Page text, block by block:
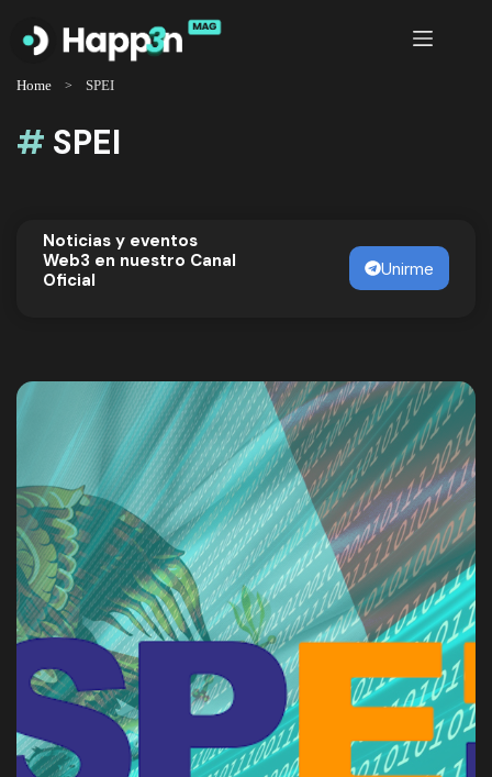
contenido
Home SPEI
# SPEI
Noticias y eventos
Web3 en nuestro Canal
Oficial
Unirme